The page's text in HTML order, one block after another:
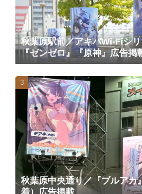
秋葉原駅前／アキバWi-Fiシ
『ゼンゼロ』『原神』広告掲
秋葉原中央通り／『ブルアカ